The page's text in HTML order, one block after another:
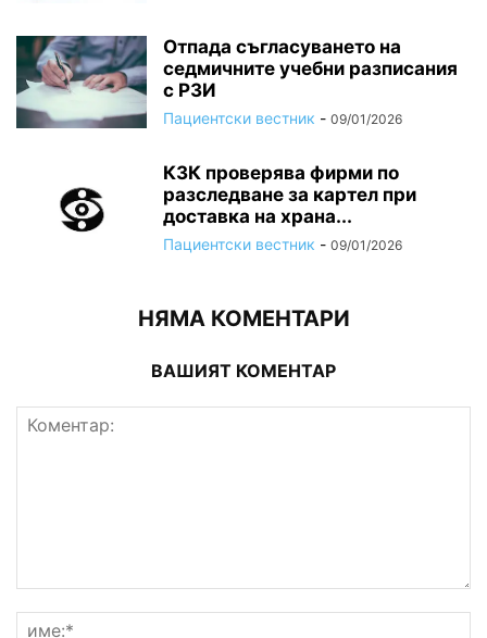
Отпада съгласуването на
седмичните учебни разписания
с РЗИ
Пациентски вестник - 09/01/2026
КЗК проверява фирми по
разследване за картел при
доставка на храна...
Пациентски вестник - 09/01/2026
НЯМА КОМЕНТАРИ
ВАШИЯТ КОМЕНТАР